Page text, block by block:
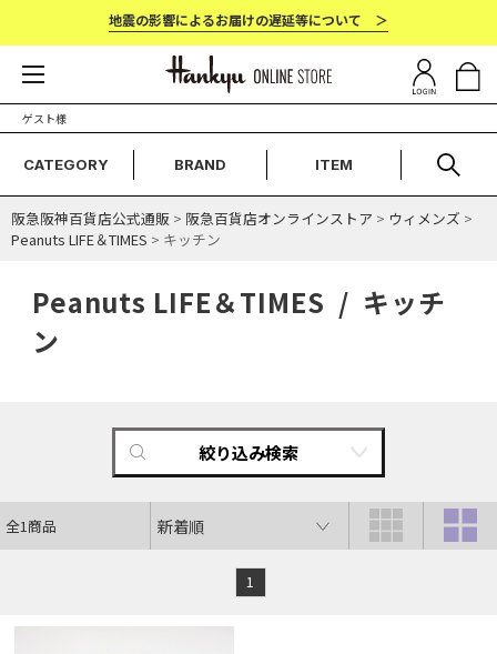
地震の影響によるお届けの遅延等について ＞
ゲスト様
CATEGORY BRAND ITEM
阪急阪神百貨店公式通販 > 阪急百貨店オンラインストア > ウィメンズ >
Peanuts LIFE＆TIMES > キッチン
Peanuts LIFE＆TIMES / キッチ
ン
絞り込み検索
全1商品
1